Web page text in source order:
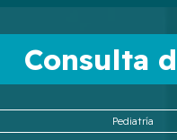
Consulta
Pediatría